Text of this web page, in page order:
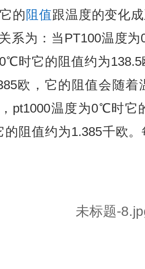
的 阻值跟温度的变化
系为：当 PT100温度为
℃时它的阻值约为138.5
欧，它的阻值会随着
pt1000温度为0℃时它
的阻值约为1.385千欧。